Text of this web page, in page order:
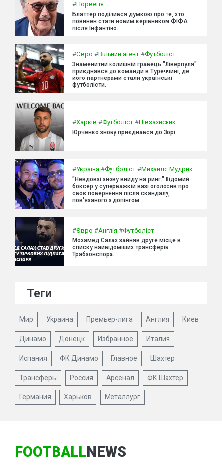
#Норвегія
Блаттер поділився думкою про те, хто
повинен стати новим керівником ФІФА
після Інфантіно.
#Євро #Вільний агент #Футболіст
Знаменитий колишній гравець "Ліверпуля"
приєднався до команди в Туреччині, де
його партнерами стали українські
футболісти.
#Харків #Футболіст #Півзахисник
Юрченко знову приєднався до Зорі.
#Україна #Футболіст #Михайло Мудрик
"Невдовзі знову вийду на ринг." Відомий
боксер у суперважкій вазі оголосив про
своє повернення після скандалу,
пов'язаного з допінгом.
#Євро #Англія #Футболіст
Мохамед Салах зайняв друге місце в
списку найвідоміших трансферів
Трабзонспора.
Теги
Мир Украина Премьер-лига Англия Киев
Динамо Донецк Избранное Италия
Испания ФК Динамо Главное Шахтер
Трансферы Россия Арсенал ФК Шахтер
Германия Харьков Металлург
FOOTBALLNEWS